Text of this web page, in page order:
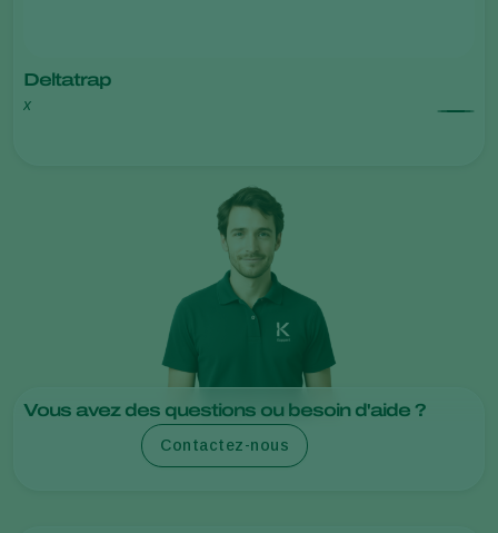
Deltatrap
x
Vous avez des questions ou besoin d'aide ?
Contactez-nous